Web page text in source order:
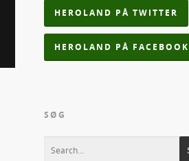
HEROLAND PÅ TWITTER
HEROLAND PÅ FACEBOOK
SØG